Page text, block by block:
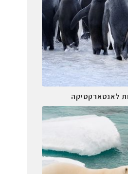
לאנטארקטיקה
וקבוצות בעברית